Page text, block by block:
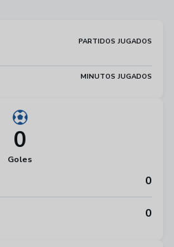
PARTIDOS JUGADOS
MINUTOS JUGADOS
0
Goles
0
0